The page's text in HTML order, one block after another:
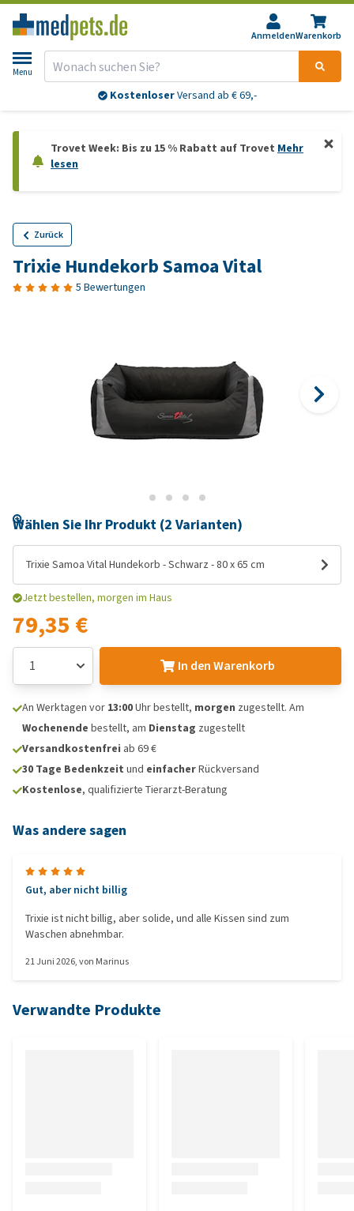
AnmeldenWarenkorb
Menu
KostenloserVersand ab € 69,-
Trovet Week: Bis zu 15 % Rabatt auf Trovet Mehr
lesen
Zurück
Trixie Hundekorb Samoa Vital
5 Bewertungen
Wählen Sie Ihr Produkt (2 Varianten)
Trixie Samoa Vital Hundekorb - Schwarz - 80 x 65 cm
Jetzt bestellen, morgen im Haus
79,35 €
In den Warenkorb
An Werktagen vor 13:00Uhr bestellt, morgen zugestellt. Am
Wochenende bestellt, am Dienstag zugestellt
Versandkostenfrei ab 69 €
30 Tage Bedenkzeit und einfacherRückversand
Kostenlose, qualifizierte Tierarzt-Beratung
Was andere sagen
Gut, aber nicht billig
Trixie ist nicht billig, aber solide, und alle Kissen sind zum
Waschen abnehmbar.
21 Juni 2026, von Marinus
Verwandte Produkte